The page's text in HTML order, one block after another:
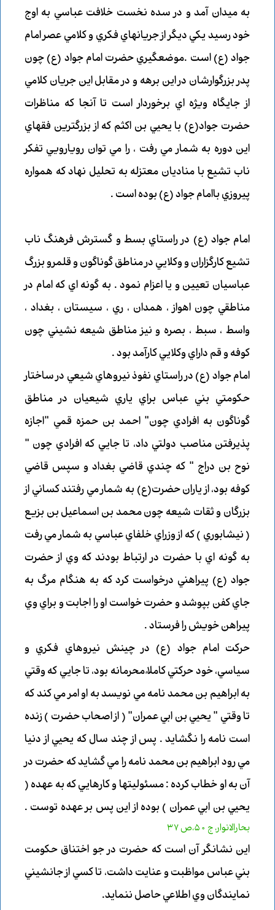
به ميدان آمد و در سده نخست خلافت عباسي به اوج
خود رسيد يكي ديگر از جريانهاي فكري و كلامي عصر امام
جواد (ع) است .موضعگيري حضرت امام جواد (ع) چون
پدر بزرگوارشان در اين برهه و در مقابل اين جريان كلامي
از جايگاه ويژه اي برخوردار است تا آنجا كه مناظرات
حضرت جواد(ع) با يحيي بن اكثم كه از بزرگترين فقهاي
اين دوره به شمار مي رفت ، را مي توان رويارويي تفكر
ناب تشيع با مناديان معتزله به تحليل نهاد كه همواره
پيروزي باامام جواد (ع) بوده است .
امام جواد (ع) در راستاي بسط و گسترش فرهنگ ناب
تشيع كارگزاران و وكلايي در مناطق گوناگون و قلمرو بزرگ
عباسيان تعيين و يا اعزام نمود . به گونه اي كه امام در
مناطقي چون اهواز ، همدان ، ري ، سيستان ، بغداد ،
واسط ، سبط ، بصره و نيز مناطق شيعه نشيني چون
كوفه و قم داراي وكلايي كارآمد بود .
امام جواد (ع) در راستاي نفوذ نيروهاي شيعي در ساختار
حكومتي بني عباس براي ياري شيعيان در مناطق
گوناگون به افرادي چون" احمد بن حمزه قمي "اجازه
پذيرفتن مناصب دولتي داد، تا جايي كه افرادي چون "
نوح بن دراج " كه چندي قاضي بغداد و سپس قاضي
كوفه بود، از ياران حضرت(ع) به شمار مي رفتند كساني از
بزرگان و ثقات شيعه چون محمد بن اسماعيل بن بزيع
( نيشابوري ) كه از وزراي خلفاي عباسي به شمار مي رفت
به گونه اي با حضرت در ارتباط بودند كه وي از حضرت
جواد (ع) پيراهني درخواست كرد كه به هنگام مرگ به
جاي كفن بپوشد و حضرت خواست او را اجابت و براي وي
پيراهن خويش را فرستاد .
حركت امام جواد (ع) در چينش نيروهاي فكري و
سياسي، خود حركتي كاملاً محرمانه بود، تا جايي كه وقتي
به ابراهيم بن محمد نامه مي نويسد به او امر مي كند كه
تا وقتي " يحيي بن ابي عمران" ( از اصحاب حضرت ) زنده
است نامه را نگشايد . پس از چند سال كه يحيي از دنيا
مي رود ابراهيم بن محمد نامه را مي گشايد كه حضرت در
آن به او خطاب كرده : مسئوليتها و كارهايي كه به عهده (
يحيي بن ابي عمران ) بوده از اين پس بر عهده توست .
بحارالانوار، ج 50،ص 37
اين نشانگر آن است كه حضرت در جو اختناق حكومت
بني عباس مواظبت و عنايت داشت، تا كسي از جانشيني
نمايندگان وي اطلاعي حاصل ننمايد.